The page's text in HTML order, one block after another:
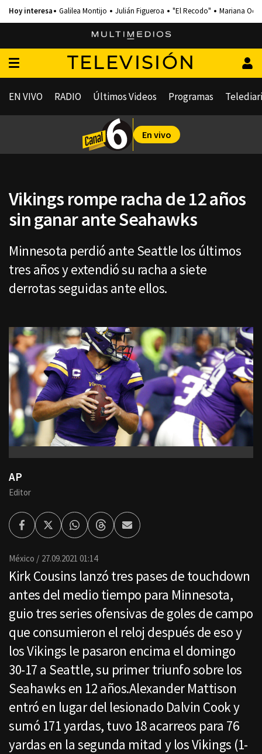
Galilea Montijo Julián Figueroa "El Recodo" Mariana
TELEVISIÓN
EN VIVO RADIO Últimos Videos Programas
En vivo
Vikings rompe racha de 12 años
sin ganar ante Seahawks
Minnesota perdió ante Seattle los últimos
tres años y extendió su racha a siete
derrotas seguidas ante ellos.
AP
Editor
FacebookTwitterWhatsappThreadsEnviar
por
México 27.09.2021 01:14
Kirk Cousins lanzó tres pases de touchdown
antes del medio tiempo para Minnesota,
guio tres series ofensivas de goles de campo
que consumieron el reloj después de eso y
los Vikings le pasaron encima el domingo
30-17 a Seattle, su primer triunfo sobre los
Seahawks en 12 años.Alexander Mattison
entró en lugar del lesionado Dalvin Cook y
sumó 171 yardas, tuvo 18 acarreos para 76
yardas en la segunda mitad y los Vikings (1-